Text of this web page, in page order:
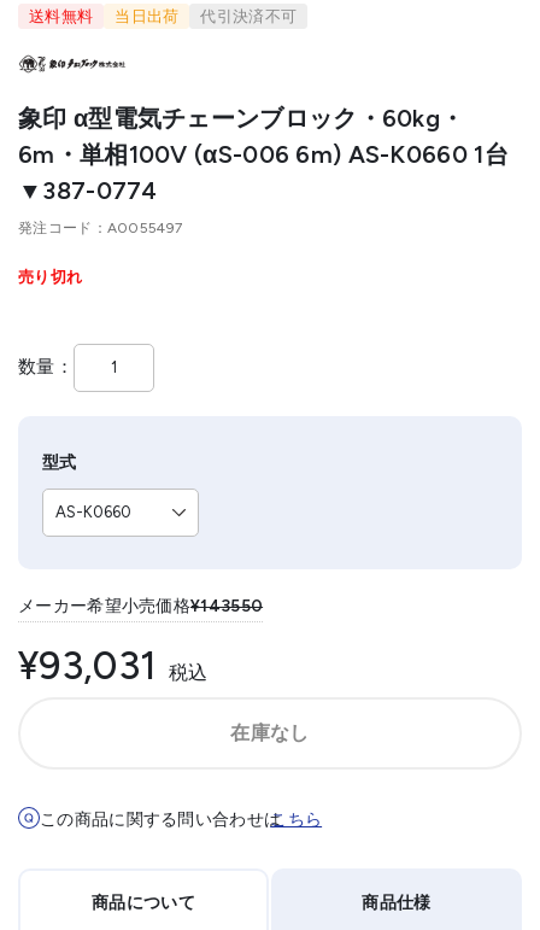
送料無料 当日出荷 代引決済不可
象印 α型電気チェーンブロック・60kg・
6m・単相100V (αS-006 6m) AS-K0660 1台
▼387-0774
発注コード A0055497
売り切れ
数量
型式
メーカー希望小売価格¥143550
¥93,031 税込
在庫なし
この商品に関する問い合わせはこちら
商品について 商品仕様